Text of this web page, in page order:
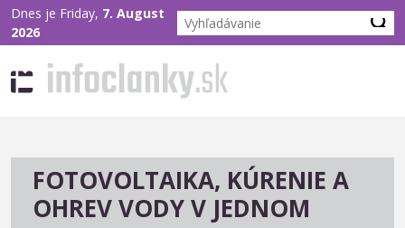
Dnes je Friday, 7. August
2026
FOTOVOLTAIKA, KÚRENIE A
OHREV VODY V JEDNOM